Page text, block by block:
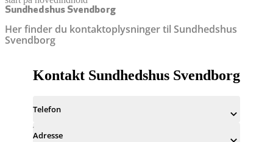
Sundhedshus Svendborg
Her finder du kontaktoplysninger til Sundhedshus
Svendborg
senest opdateret 5. februar 2026
Kontakt Sundhedshus Svendborg
Telefon
Adresse